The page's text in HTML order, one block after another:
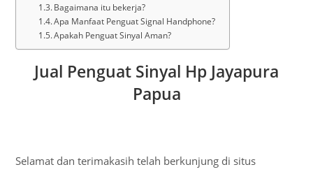
Bagaimana itu bekerja?
Apa Manfaat Penguat Signal Handphone?
Apakah Penguat Sinyal Aman?
Jual Penguat Sinyal Hp Jayapura
Papua
Selamat dan terimakasih telah berkunjung di situs